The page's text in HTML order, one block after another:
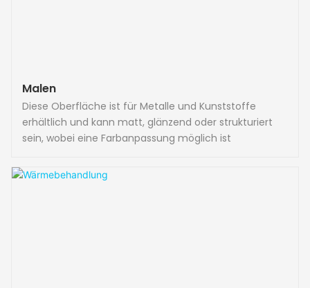
Malen
Diese Oberfläche ist für Metalle und Kunststoffe
erhältlich und kann matt, glänzend oder strukturiert
sein, wobei eine Farbanpassung möglich ist